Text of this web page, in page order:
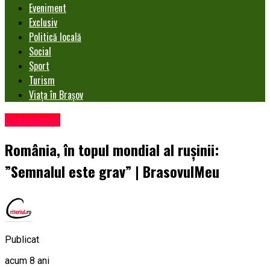
Eveniment
Exclusiv
Politică locală
Social
Sport
Turism
Viața în Brașov
Eveniment
România, în topul mondial al rușinii:
”Semnalul este grav” | BrasovulMeu
Publicat
acum 8 ani